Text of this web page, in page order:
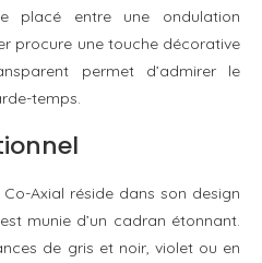
placé entre une ondulation
procure une touche décorative
permet d’admirer le
temps.
Axial réside dans son design
munie d’un cadran étonnant.
de gris et noir, violet ou en